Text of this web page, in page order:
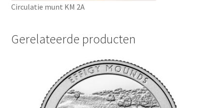
Circulatie munt KM 2A
Gerelateerde producten